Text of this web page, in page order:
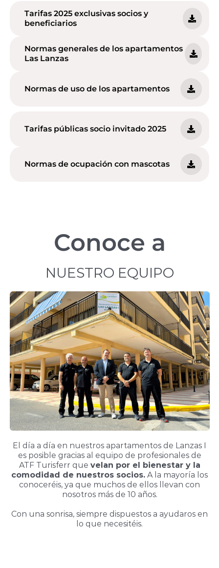
Tarifas 2025 exclusivas socios y
beneficiarios
Normas generales de los apartamentos
Las Lanzas
Normas de uso de los apartamentos
Tarifas públicas socio invitado 2025
Normas de ocupación con mascotas
Conoce a
NUESTRO EQUIPO
El día a día en nuestros apartamentos de Lanzas I
es posible gracias al equipo de profesionales de
ATF Turisferr que velan por el bienestar y la
comodidad de nuestros socios. A la mayoría los
conoceréis, ya que muchos de ellos llevan con
nosotros más de 10 años.
Con una sonrisa, siempre dispuestos a ayudaros en
lo que necesitéis.